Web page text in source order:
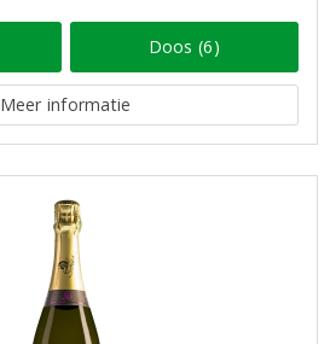
Doos (6)
Meer informatie